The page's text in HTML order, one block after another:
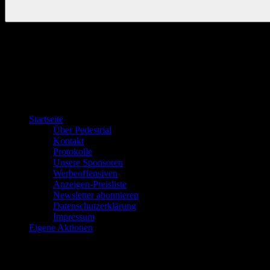
Startseite
Über Pedestrial
Kontakt
Protokolle
Unsere Sponsoren
Werbeoffensiven
Anzeigen-Preisliste
Newsletter abonnieren
Datenschutzerklärung
Impressum
Eigene Aktionen